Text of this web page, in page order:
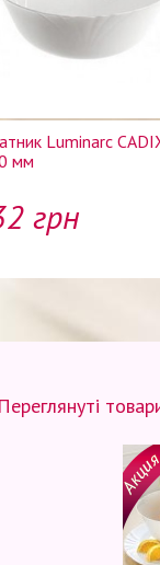
Luminarc
мм
грн
Переглянуті